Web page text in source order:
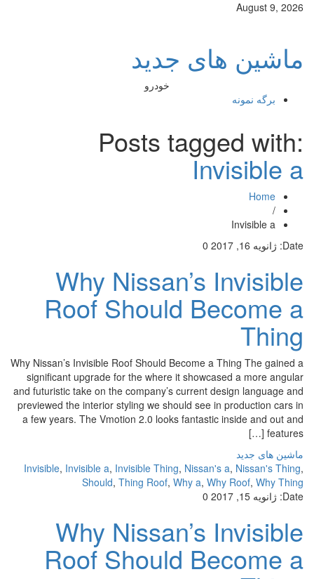
August 9, 2026
ماشین های جدید
خودرو
برگه نمونه
Posts tagged with:
Invisible a
Home
/
Invisible a
Date: ژانویه 16, 2017 0
Why Nissan’s Invisible
Roof Should Become a
Thing
Why Nissan’s Invisible Roof Should Become a Thing The gained a
significant upgrade for the where it showcased a more angular
and futuristic take on the company’s current design language and
previewed the interior styling we should see in production cars in
a few years. The Vmotion 2.0 looks fantastic inside and out and
features […]
ماشین های جدید
Invisible,Invisible a,Invisible Thing,Nissan's a,Nissan's Thing
Should,Thing Roof,Why a,Why Roof,Why Thing
Date: ژانویه 15, 2017 0
Why Nissan’s Invisible
Roof Should Become a